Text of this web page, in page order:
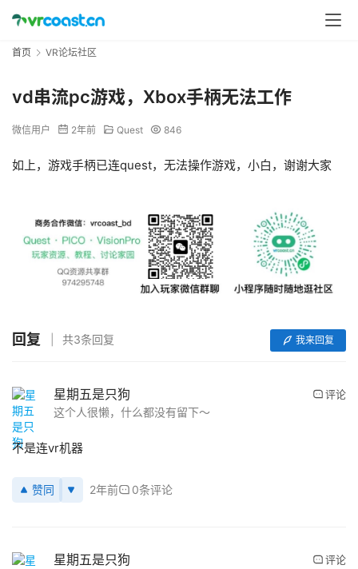
首页 VR论坛社区
vd串流pc游戏，Xbox手柄无法工作
微信用户 2年前 Quest 846
如上，游戏手柄已连quest，无法操作游戏，小白，谢谢大家
回复 共3条回复 我来回复
星期五是只狗
这个人很懒，什么都没有留下～
评论
不是连vr机器
赞同 2年前 0条评论
星期五是只狗 评论